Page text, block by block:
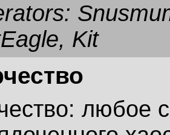
, Kit
любое